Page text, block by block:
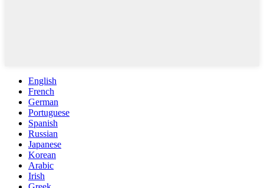
English
French
German
Portuguese
Spanish
Russian
Japanese
Korean
Arabic
Irish